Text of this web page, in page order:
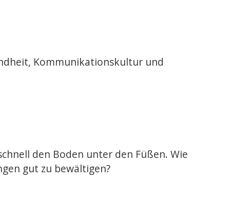
Kommunikationskultur und
den Boden unter den Füßen. Wie
gut zu bewältigen?